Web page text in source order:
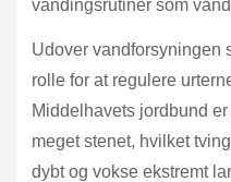
vandingsrutiner som
Udover vandforsyningen
rolle for at regulere
Middelhavets jordbund
meget stenet, hvilket
dybt og vokse ekstremt